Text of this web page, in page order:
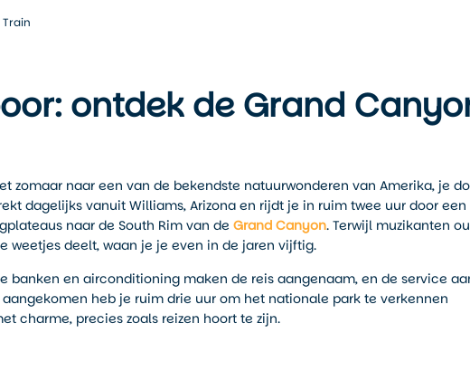
ontdek de Grand
zomaar naar een van de bekendste natuurwonderen van Amerika, je
dagelijks vanuit Williams, Arizona en rijdt je in ruim twee uur door een
naar de South Rim van de Grand Canyon. Terwijl muzikanten
weetjes deelt, waan je je even in de jaren vijftig.
banken en airconditioning maken de reis aangenaam, en de service
heb je ruim drie uur om het nationale park te verkennen
charme, precies zoals reizen hoort te zijn.